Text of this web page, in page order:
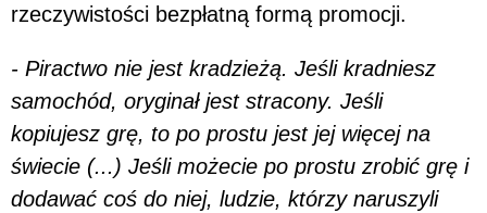
rzeczywistości bezpłatną formą promocji.
- Piractwo nie jest kradzieżą. Jeśli kradniesz
samochód, oryginał jest stracony. Jeśli
kopiujesz grę, to po prostu jest jej więcej na
świecie (...) Jeśli możecie po prostu zrobić grę i
dodawać coś do niej, ludzie, którzy naruszyli